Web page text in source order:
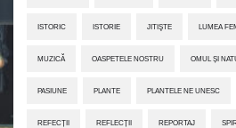
ISTORIC ISTORIE JITIŞTE LUMEA
MUZICĂ OASPETELE NOSTRU OMUL ȘI
PASIUNE PLANTE PLANTELE NE UNESC
REFECȚII REFLECȚII REPORTAJ